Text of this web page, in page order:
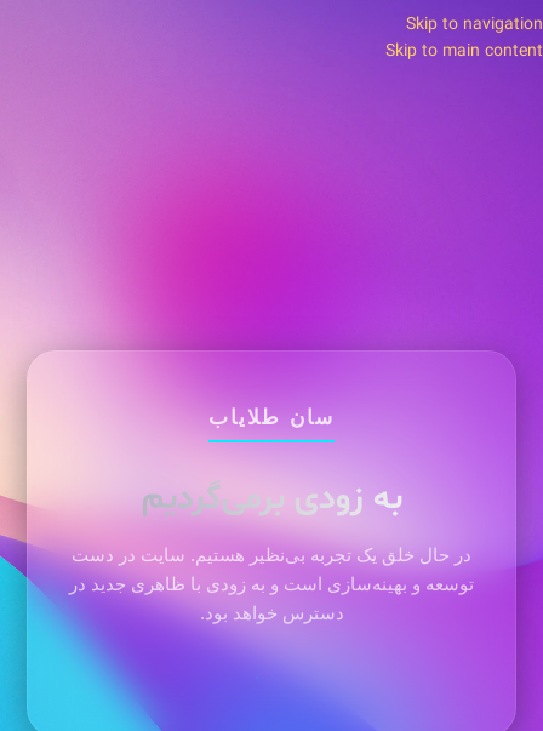
Skip to navigation
Skip to main content
سان طلایاب
به زودی برمی‌گردیم
در حال خلق یک تجربه بی‌نظیر هستیم. سایت در دست
توسعه و بهینه‌سازی است و به زودی با ظاهری جدید در
دسترس خواهد بود.